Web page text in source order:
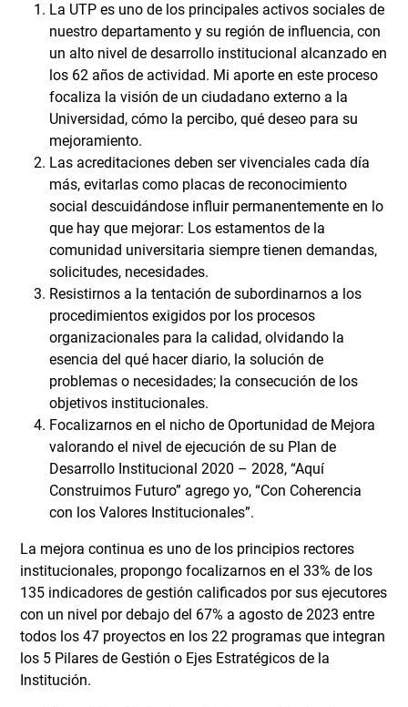
La UTP es uno de los principales activos sociales de
nuestro departamento y su región de influencia, con
un alto nivel de desarrollo institucional alcanzado en
los 62 años de actividad. Mi aporte en este proceso
focaliza la visión de un ciudadano externo a la
Universidad, cómo la percibo, qué deseo para su
mejoramiento.
Las acreditaciones deben ser vivenciales cada día
más, evitarlas como placas de reconocimiento
social descuidándose influir permanentemente en lo
que hay que mejorar: Los estamentos de la
comunidad universitaria siempre tienen demandas,
solicitudes, necesidades.
Resistirnos a la tentación de subordinarnos a los
procedimientos exigidos por los procesos
organizacionales para la calidad, olvidando la
esencia del qué hacer diario, la solución de
problemas o necesidades; la consecución de los
objetivos institucionales.
Focalizarnos en el nicho de Oportunidad de Mejora
valorando el nivel de ejecución de su Plan de
Desarrollo Institucional 2020 – 2028, “Aquí
Construimos Futuro” agrego yo, “Con Coherencia
con los Valores Institucionales”.
La mejora continua es uno de los principios rectores
institucionales, propongo focalizarnos en el 33% de los
135 indicadores de gestión calificados por sus ejecutores
con un nivel por debajo del 67% a agosto de 2023 entre
todos los 47 proyectos en los 22 programas que integran
los 5 Pilares de Gestión o Ejes Estratégicos de la
Institución.